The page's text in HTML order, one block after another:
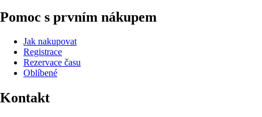
Pomoc s prvním nákupem
Jak nakupovat
Registrace
Rezervace času
Oblíbené
Kontakt